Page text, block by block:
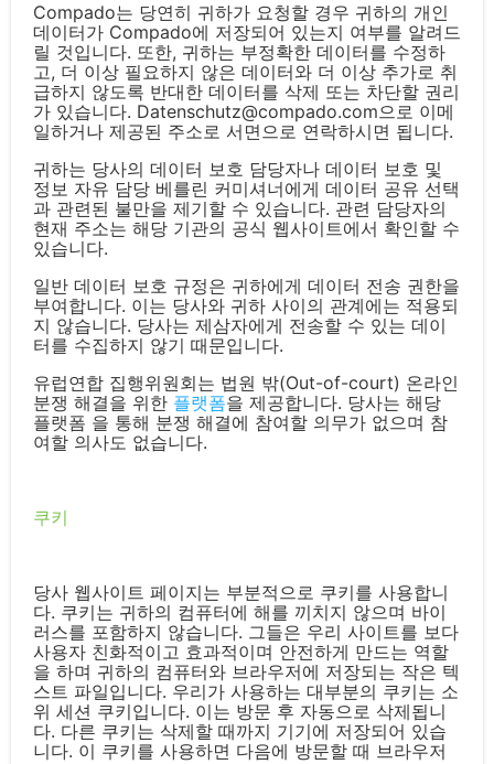
Compado는 당연히 귀하가 요청할 경우 귀하의 개인
데이터가 Compado에 저장되어 있는지 여부를 알려드
릴 것입니다. 또한, 귀하는 부정확한 데이터를 수정하
고, 더 이상 필요하지 않은 데이터와 더 이상 추가로 취
급하지 않도록 반대한 데이터를 삭제 또는 차단할 권리
가 있습니다. Datenschutz@compado.com으로 이메
일하거나 제공된 주소로 서면으로 연락하시면 됩니다.
귀하는 당사의 데이터 보호 담당자나 데이터 보호 및
정보 자유 담당 베를린 커미셔너에게 데이터 공유 선택
과 관련된 불만을 제기할 수 있습니다. 관련 담당자의
현재 주소는 해당 기관의 공식 웹사이트에서 확인할 수
있습니다.
일반 데이터 보호 규정은 귀하에게 데이터 전송 권한을
부여합니다. 이는 당사와 귀하 사이의 관계에는 적용되
지 않습니다. 당사는 제삼자에게 전송할 수 있는 데이
터를 수집하지 않기 때문입니다.
유럽연합 집행위원회는 법원 밖(Out-of-court) 온라인
분쟁 해결을 위한 플랫폼을 제공합니다. 당사는 해당
플랫폼 을 통해 분쟁 해결에 참여할 의무가 없으며 참
여할 의사도 없습니다.
쿠키
당사 웹사이트 페이지는 부분적으로 쿠키를 사용합니
다. 쿠키는 귀하의 컴퓨터에 해를 끼치지 않으며 바이
러스를 포함하지 않습니다. 그들은 우리 사이트를 보다
사용자 친화적이고 효과적이며 안전하게 만드는 역할
을 하며 귀하의 컴퓨터와 브라우저에 저장되는 작은 텍
스트 파일입니다. 우리가 사용하는 대부분의 쿠키는 소
위 세션 쿠키입니다. 이는 방문 후 자동으로 삭제됩니
다. 다른 쿠키는 삭제할 때까지 기기에 저장되어 있습
니다. 이 쿠키를 사용하면 다음에 방문할 때 브라우저